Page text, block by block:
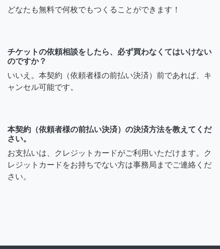
どなたも無料で何枚でもつくることができます！
チケットの依頼相談をしたら、必ず買わなくてはいけない
のですか？
いいえ。本契約（依頼者様の前払い決済）前であれば、キ
ャンセル可能です。
本契約（依頼者様の前払い決済）の決済方法を教えてくだ
さい。
お支払いは、クレジットカードがご利用いただけます。ク
レジットカードをお持ちでない方は事務局までご連絡くだ
さい。